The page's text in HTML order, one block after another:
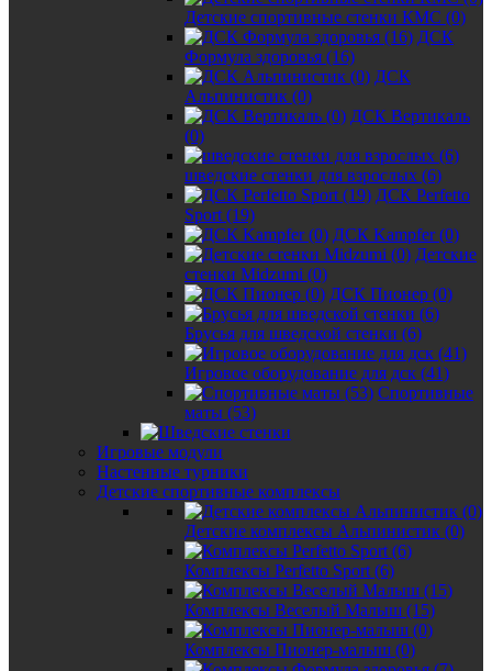
Детские спортивные стенки КМС (0)
ДСК
Формула здоровья (16)
ДСК
Альпинистик (0)
ДСК Вертикаль
(0)
шведские стенки для взрослых (6)
ДСК Perfetto
Sport (19)
ДСК Kampfer (0)
Детские
стенки Midzumi (0)
ДСК Пионер (0)
Брусья для шведской стенки (6)
Игровое оборудование для дск (41)
Спортивные
маты (53)
Игровые модули
Настенные турники
Детские спортивные комплексы
Детские комплексы Альпинистик (0)
Комплексы Perfetto Sport (6)
Комплексы Веселый Малыш (15)
Комплексы Пионер-малыш (0)